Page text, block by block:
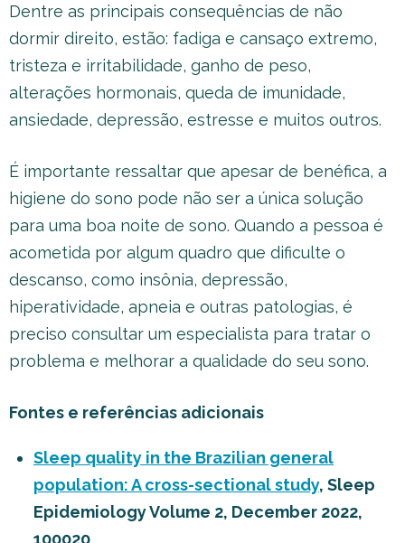
Dentre as principais consequências de não
dormir direito, estão: fadiga e cansaço extremo,
tristeza e irritabilidade, ganho de peso,
alterações hormonais, queda de imunidade,
ansiedade, depressão, estresse e muitos outros.
É importante ressaltar que apesar de benéfica, a
higiene do sono pode não ser a única solução
para uma boa noite de sono. Quando a pessoa é
acometida por algum quadro que dificulte o
descanso, como insônia, depressão,
hiperatividade, apneia e outras patologias, é
preciso consultar um especialista para tratar o
problema e melhorar a qualidade do seu sono.
Fontes e referências adicionais
Sleep quality in the Brazilian general
population: A cross-sectional study, Sleep
Epidemiology Volume 2, December 2022,
100020